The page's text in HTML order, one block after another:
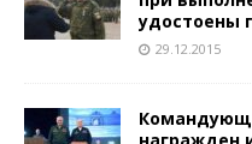
удостоены
29.12.2015
награжден